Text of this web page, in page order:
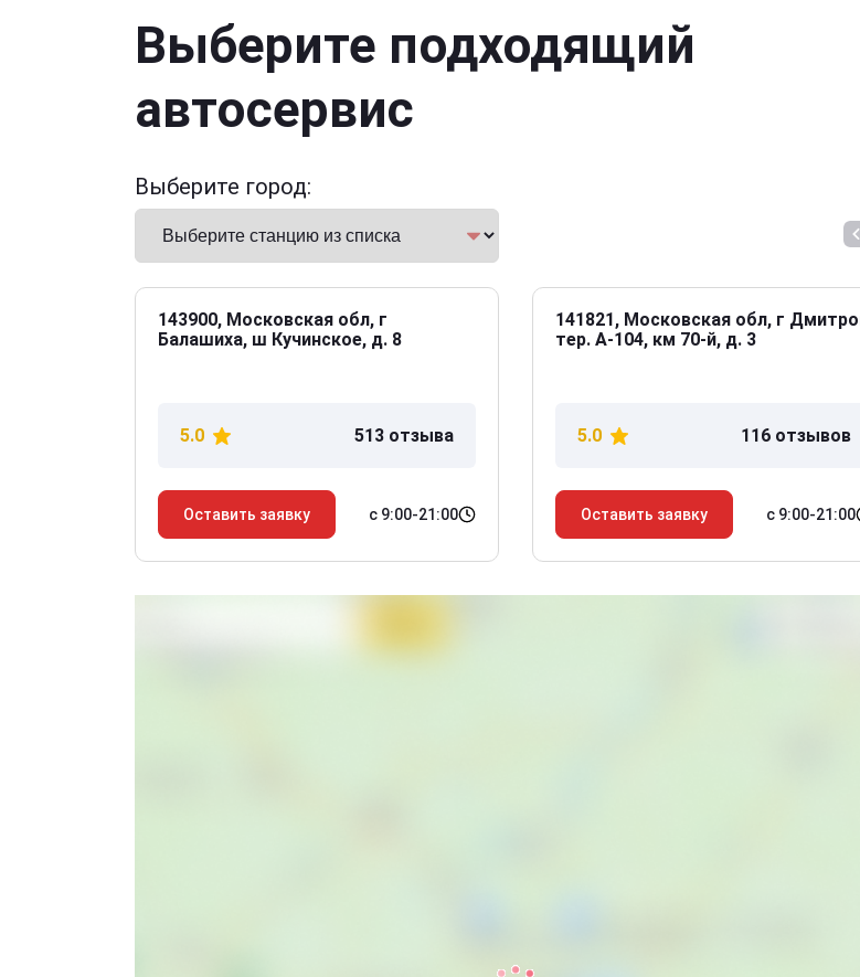
Выберите подходящий
автосервис
Выберите город:
143900, Московская обл, г
Балашиха, ш Кучинское, д. 8
5.0 513 отзыва
Оставить заявку с 9:00-21:00
141821, Московская обл, г
тер. А-104, км 70-й, д. 3
5.0 116 отзывов
Оставить заявку с 9:00-21:00